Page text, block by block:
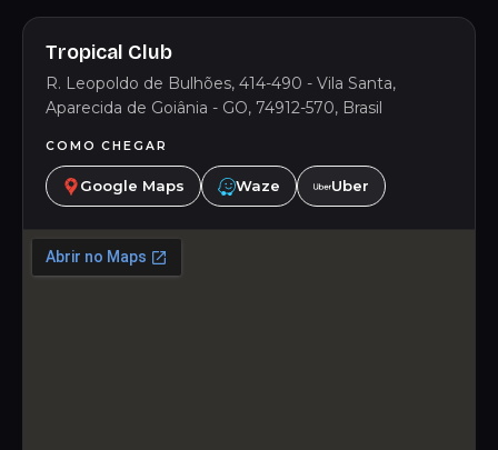
Tropical Club
R. Leopoldo de Bulhões, 414-490 - Vila Santa,
Aparecida de Goiânia - GO, 74912-570, Brasil
COMO CHEGAR
Google Maps Waze Uber